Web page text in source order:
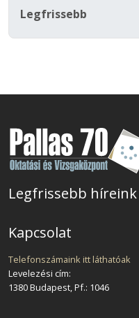
Legfrissebb
Legfrissebb híreink
Kapcsolat
Telefonszámaink itt láthatóak
Levelezési cím:
1380 Budapest, Pf.: 1046